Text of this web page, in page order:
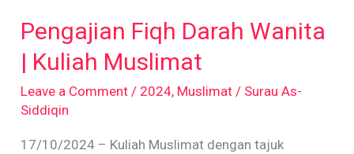
Pengajian Fiqh Darah Wanita
| Kuliah Muslimat
Leave a Comment / 2024, Muslimat / Surau As-
Siddiqin
17/10/2024 – Kuliah Muslimat dengan tajuk
Darah
Wanita
Kuliah